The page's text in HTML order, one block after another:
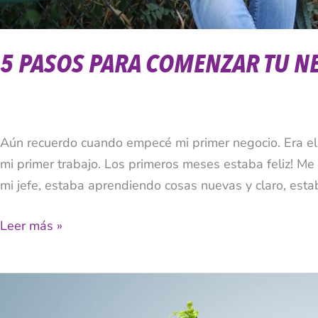
5 PASOS PARA COMENZAR TU
Aún recuerdo cuando empecé mi primer negocio. Era
mi primer trabajo. Los primeros meses estaba feliz!
mi jefe, estaba aprendiendo cosas nuevas y claro,
Leer más »